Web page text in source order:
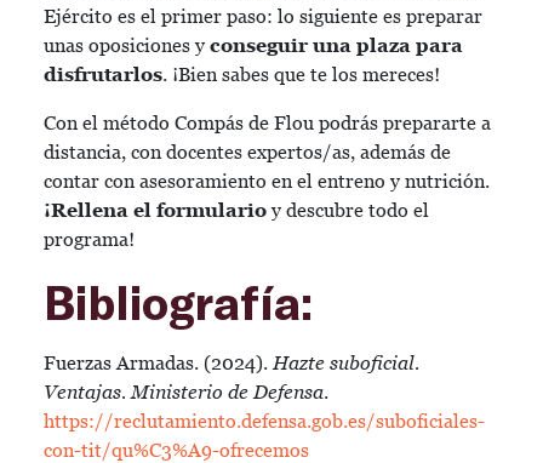
Ejército es el primer paso: lo siguiente es preparar
unas oposiciones y conseguir una plaza para
disfrutarlos. ¡Bien sabes que te los mereces!
Con el método Compás de Flou podrás prepararte a
distancia, con docentes expertos/as, además de
contar con asesoramiento en el entreno y nutrición.
¡Rellena el formularioy descubre todo el
programa!
Bibliografía:
Fuerzas Armadas. (2024).Hazte suboficial.
Ventajas. Ministerio de Defensa.
https://reclutamiento.defensa.gob.es/suboficiales-
con-tit/qu%C3%A9-ofrecemos